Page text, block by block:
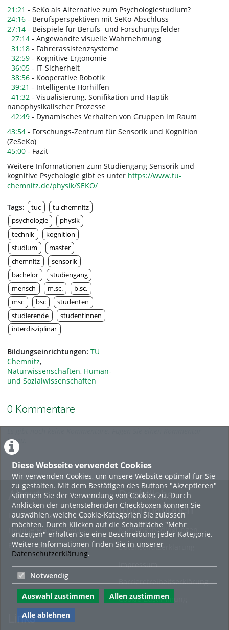
Diese Webseite verwendet Cookies
Wir verwenden Cookies, um unsere Website optimal für Sie
zu gestalten. Mit dem Bestätigen des Buttons "Akzeptieren"
stimmen Sie der Verwendung von Cookies zu. Durch
Anklicken der untenstehenden Checkboxen können Sie
auswählen, welche Cookie-Kategorien Sie zulassen
möchten. Durch Klicken auf die Schaltfläche "Mehr
anzeigen" erhalten Sie eine Beschreibung jeder Kategorie.
Weitere Informationen finden Sie in unserer
Datenschutzerklärung.
Notwendig
Auswahl zustimmen
Allen zustimmen
Alle ablehnen
21:21 - SeKo als Alternative zum Psychologiestudium?
24:16 - Berufsperspektiven mit SeKo-Abschluss
27:14 - Beispiele für Berufs- und Forschungsfelder
27:14 - Angewandte visuelle Wahrnehmung
31:18 - Fahrerassistenzsysteme
32:59 - Kognitive Ergonomie
36:05 - IT-Sicherheit
38:56 - Kooperative Robotik
39:21 - Intelligente Hörhilfen
41:32 - Visualisierung, Sonifikation und Haptik
nanophysikalischer Prozesse
42:49 - Dynamisches Verhalten von Gruppen im Raum
43:54 - Forschungs-Zentrum für Sensorik und Kognition
(ZeSeKo)
45:00 - Fazit
Weitere Informationen zum Studiengang Sensorik und
kognitive Psychologie gibt es unter https://www.tu-
chemnitz.de/physik/SEKO/
Tags: tuc
tu chemnitz
psychologie
physik
technik
kognition
studium
master
chemnitz
sensorik
bachelor
studiengang
mensch
m.sc.
b.sc.
msc
bsc
studenten
studierende
studentinnen
interdisziplinär
Bildungseinrichtungen: TU
Chemnitz,
Naturwissenschaften, Human-
und Sozialwissenschaften
0 Kommentare
hinzu.
About
Erste Schritte
Häufige Fragen - FAQ
Betriebsstatus
Rechtliche
Informationen
Nutzungsbedingungen
Datenschutzerklärung
Impressum
Barrierefreiheitserklärung
Cookie-Zustimmung
Links